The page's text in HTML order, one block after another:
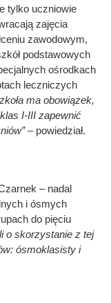
tylko uczniowie
zajęcia
zawodowym,
podstawowych
ośrodkach
leczniczych
ma obowiązek,
I-III zapewnić
–powiedział.
– nadal
i ósmych
do pięciu
o skorzystanie z tej
ósmoklasisty i